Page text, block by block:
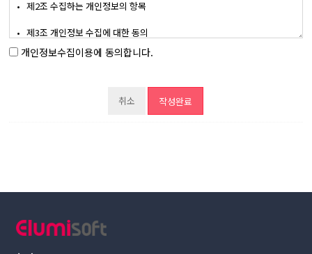
개인정보수집이용에 동의합니다.
취소